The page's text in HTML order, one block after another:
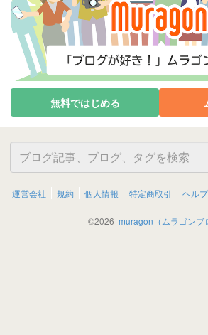
無料ではじめる
運営会社 規約 個人情報 特定商取引 ヘルプ
©2026 muragon（ムラゴンブ